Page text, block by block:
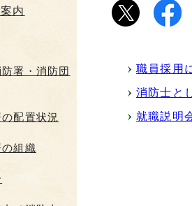
職員採用
消防士と
就職説明
内
署・消防団
配置状況
組織